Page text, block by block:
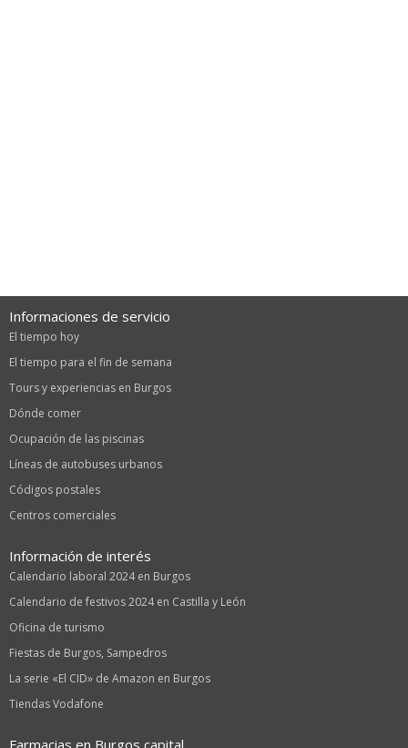
Informaciones de servicio
El tiempo hoy
El tiempo para el fin de semana
Tours y experiencias en Burgos
Dónde comer
Ocupación de las piscinas
Líneas de autobuses urbanos
Códigos postales
Centros comerciales
Información de interés
Calendario laboral 2024 en Burgos
Calendario de festivos 2024 en Castilla y León
Oficina de turismo
Fiestas de Burgos, Sampedros
La serie «El CID» de Amazon en Burgos
Tiendas Vodafone
Farmacias en Burgos capital